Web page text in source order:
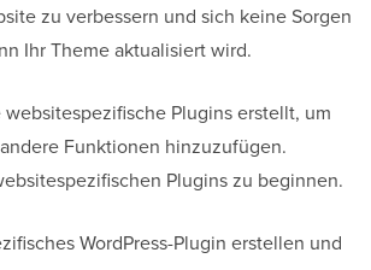
zu verbessern und sich keine Sorgen
Ihr Theme aktualisiert wird.
Plugins erstellt, um
Funktionen hinzuzufügen.
Plugins zu beginnen.
WordPress-Plugin erstellen und